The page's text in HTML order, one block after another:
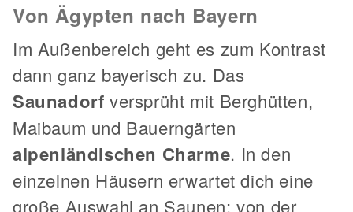
Von Ägypten nach Bayern
Im Außenbereich geht es zum Kontrast
dann ganz bayerisch zu. Das
Saunadorf versprüht mit Berghütten,
Maibaum und Bauerngärten
alpenländischen Charme. In den
einzelnen Häusern erwartet dich eine
große Auswahl an Saunen: von der